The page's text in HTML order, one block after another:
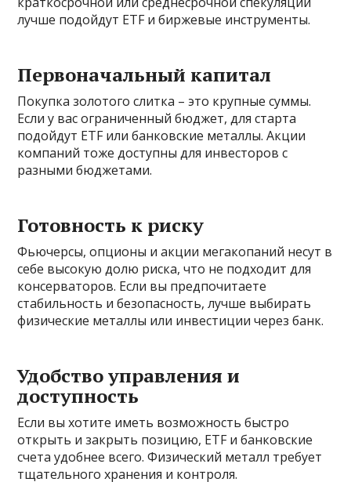
лучше подойдут ETF и биржевые инструменты.
Первоначальный капитал
Покупка золотого слитка – это крупные суммы.
Если у вас ограниченный бюджет, для старта
подойдут ETF или банковские металлы. Акции
компаний тоже доступны для инвесторов с
разными бюджетами.
Готовность к риску
Фьючерсы, опционы и акции мегакопаний несут в
себе высокую долю риска, что не подходит для
консерваторов. Если вы предпочитаете
стабильность и безопасность, лучше выбирать
физические металлы или инвестиции через банк.
Удобство управления и
доступность
Если вы хотите иметь возможность быстро
открыть и закрыть позицию, ETF и банковские
счета удобнее всего. Физический металл требует
тщательного хранения и контроля.